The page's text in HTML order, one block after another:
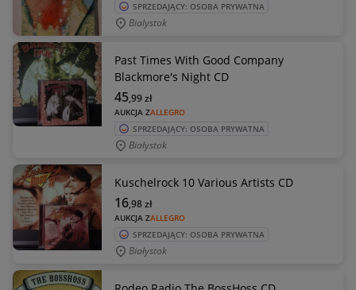
SPRZEDAJĄCY: OSOBA PRYWATNA
Bialystok
Past Times With Good Company
Blackmore's Night CD
AUKCJA ZALLEGRO
45,99zł
SPRZEDAJĄCY: OSOBA PRYWATNA
Białystok
Kuschelrock 10 Various Artists CD
AUKCJA ZALLEGRO
16,98zł
SPRZEDAJĄCY: OSOBA PRYWATNA
Białystok